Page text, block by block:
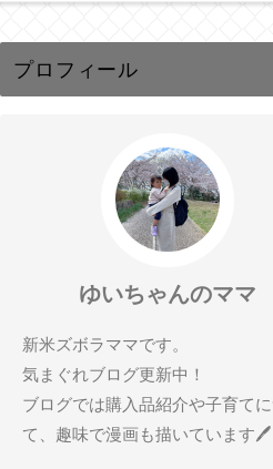
プロフィール
ゆいちゃんのママ
新米ズボラママです。
気まぐれブログ更新中！
ブログでは購入品紹介や子育て
て、趣味で漫画も描いています🖊